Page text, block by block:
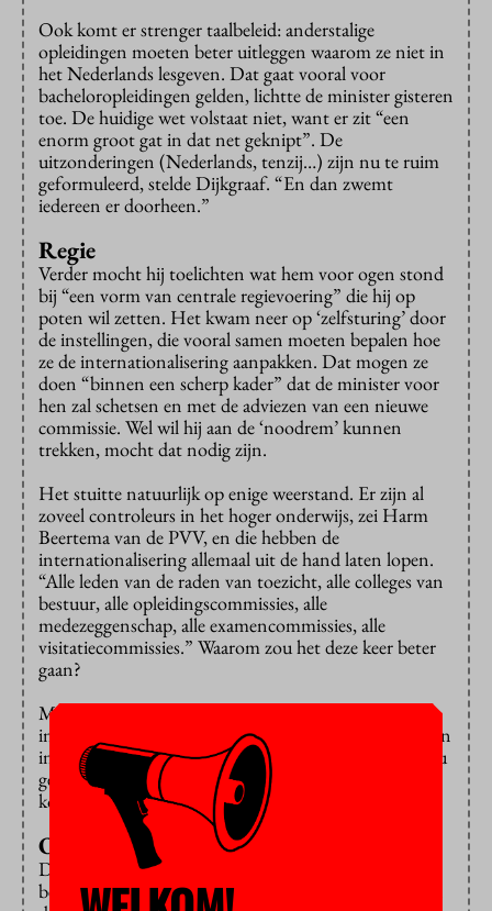
Ook komt er strenger taalbeleid: anderstalige
opleidingen moeten beter uitleggen waarom ze niet in
het Nederlands lesgeven. Dat gaat vooral voor
bacheloropleidingen gelden, lichtte de minister gisteren
toe. De huidige wet volstaat niet, want er zit “een
enorm groot gat in dat net geknipt”. De
uitzonderingen (Nederlands, tenzij…) zijn nu te ruim
geformuleerd, stelde Dijkgraaf. “En dan zwemt
iedereen er doorheen.”
Regie
Verder mocht hij toelichten wat hem voor ogen stond
bij “een vorm van centrale regievoering” die hij op
poten wil zetten. Het kwam neer op ‘zelfsturing’ door
de instellingen, die vooral samen moeten bepalen hoe
ze de internationalisering aanpakken. Dat mogen ze
doen “binnen een scherp kader” dat de minister voor
hen zal schetsen en met de adviezen van een nieuwe
commissie. Wel wil hij aan de ‘noodrem’ kunnen
trekken, mocht dat nodig zijn.
Het stuitte natuurlijk op enige weerstand. Er zijn al
zoveel controleurs in het hoger onderwijs, zei Harm
Beertema van de PVV, en die hebben de
internationalisering allemaal uit de hand laten lopen.
“Alle leden van de raden van toezicht, alle colleges van
bestuur, alle opleidingscommissies, alle
medezeggenschap, alle examencommissies, alle
visitatiecommissies.” Waarom zou het deze keer beter
gaan?
Maar Dijkgraaf bleef vertrouwen houden. De
instellingen snappen het probleem heus wel. “We leven
in een andere tijd. Het piept en kraakt nu. Velen van u
gewezen op de prikkels die dat stimuleren, en we
komen nu in een andere tijd.”
Olifant in de kamer
De grootste prikkel is wellicht de financiering. Daar
begonnen veel partijen over, want het is “de olifant in